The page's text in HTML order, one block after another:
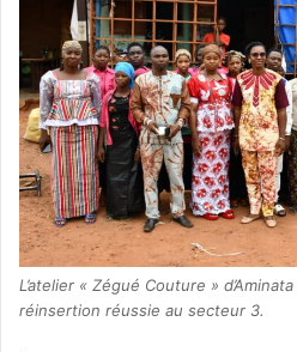
L’atelier « Zégué Couture »
réinsertion réussie au secteur 3.